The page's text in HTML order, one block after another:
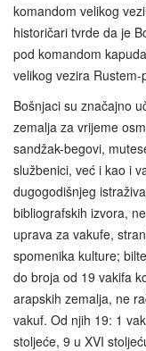
komandom velikog
historičari tvrde da je
pod komandom
velikog vezira
Bošnjaci su značajno
zemalja za vrijeme
sandžak-begovi,
službenici, već i kao i
dugogodišnjeg
bibliografskih izvora,
uprava za vakufe,
spomenika kulture;
do broja od 19 vakifa
arapskih zemalja, ne
vakuf. Od njih 19: 1
stoljeće, 9 u XVI